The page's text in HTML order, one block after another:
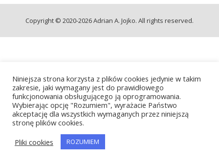
Copyright © 2020-2026 Adrian A. Jojko. All rights reserved.
Niniejsza strona korzysta z plików cookies jedynie w takim
zakresie, jaki wymagany jest do prawidłowego
funkcjonowania obsługującego ją oprogramowania.
Wybierając opcję "Rozumiem", wyrażacie Państwo
akceptację dla wszystkich wymaganych przez niniejszą
stronę plików cookies.
Pliki cookies
ROZUMIEM